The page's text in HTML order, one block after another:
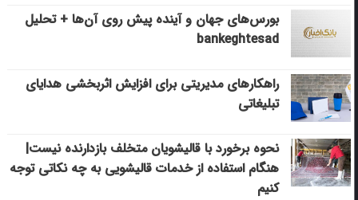
بورس‌های جهان و آینده پیش روی آن‌ها + تحلیل
bankeghtesad
راهکارهای مدیریتی برای افزایش اثربخشی هدایای
تبلیغاتی
نحوه برخورد با قالیشویان متخلف بازدارنده نیست|
هنگام استفاده از خدمات قالیشویی به چه نکاتی توجه
کنیم